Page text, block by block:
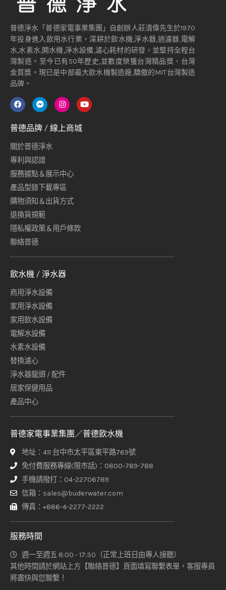
普德淨水「普德家電事業集團」自創辦人莊清偉先生於1970
年投身進入飲用水行業，深耕於飲水機,淨水器,過濾器,電解
水,水素水,開水機,淨水設備,濾心耗材的研發，並堅持全程台
灣製造。至今已有50年歷史,並數度榮獲台灣精品獎、台灣
金質獎。現已是中部最大飲水機製造廠,驕傲的MIT台灣製造
品牌。
普德品牌 / 線上商城
關於普德淨水
專利與認證
服務據點＆展示中心
產品型錄下載專區
購物須知＆出貨方式
退換貨規範
隱私權政策＆用戶條款
聯絡普德
飲水機 / 淨水器
商用淨水設備
家用淨水設備
家用飲水設備
電解水設備
水素水設備
替換濾心
淨水器龍頭 / 配件
居家保健用品
產品中心
普德家電事業集團／普德飲水機
地址：411 台中市太平區東平路769號
免付費服務專線(限市話)：0800-789-788
手機請撥打：04-22706789
信箱：sales@buderwater.com
傳真：+886-4-2277-2222
服務時間
週一至週五 8:00 - 17:30（正常上班日由專人接聽）
其他時間請於網站上方【聯絡普德】頁面填寫聯繫表單，客服專員
將盡快與您聯繫！